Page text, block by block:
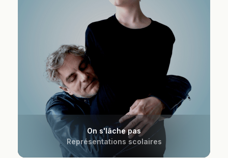
On s'lâche pas
Représentations scolaires